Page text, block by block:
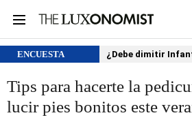
ENCUESTA ¿Debe dimitir
Tips para hacerte la
lucir pies bonitos este